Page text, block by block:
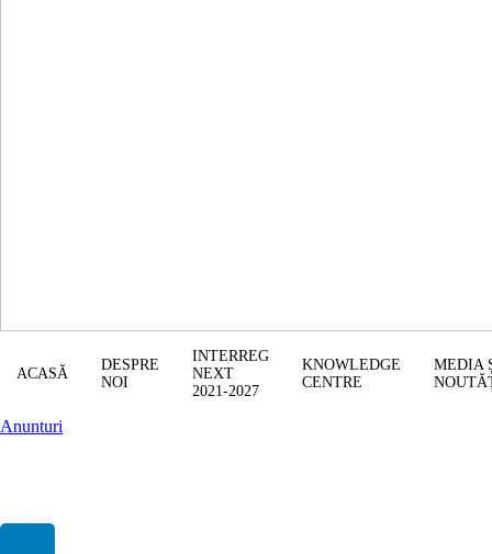
ACASĂ
DESPRE
NOI
INTERREG
NEXT
2021-2027
KNOWLEDGE
CENTRE
MEDIA
Anunturi